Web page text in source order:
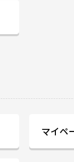
マイペ